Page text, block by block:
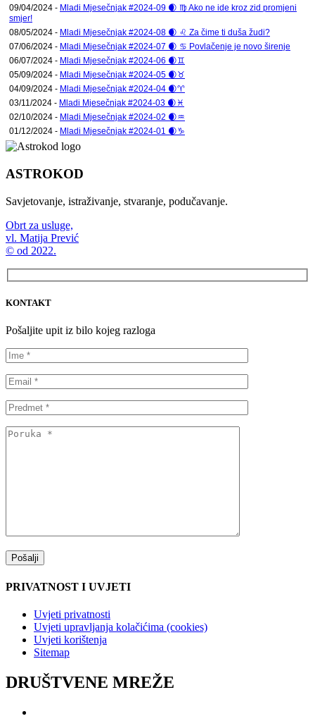
09/04/2024 - Mladi Mjesečnjak #2024-09 🌒 ♍ Ako ne ide kroz zid promjeni
smjer!
08/05/2024 - Mladi Mjesečnjak #2024-08 🌒 ♌ Za čime ti duša žudi?
07/06/2024 - Mladi Mjesečnjak #2024-07 🌒 ♋ Povlačenje je novo širenje
06/07/2024 - Mladi Mjesečnjak #2024-06 🌒♊
05/09/2024 - Mladi Mjesečnjak #2024-05 🌒♉
04/09/2024 - Mladi Mjesečnjak #2024-04 🌒♈
03/11/2024 - Mladi Mjesečnjak #2024-03 🌒♓
02/10/2024 - Mladi Mjesečnjak #2024-02 🌒♒
01/12/2024 - Mladi Mjesečnjak #2024-01 🌒♑
ASTROKOD
Savjetovanje, istraživanje, stvaranje, podučavanje.
Obrt za usluge,
vl. Matija Prević
© od 2022.
KONTAKT
Pošaljite upit iz bilo kojeg razloga
PRIVATNOST I UVJETI
Uvjeti privatnosti
Uvjeti upravljanja kolačićima (cookies)
Uvjeti korištenja
Sitemap
DRUŠTVENE MREŽE